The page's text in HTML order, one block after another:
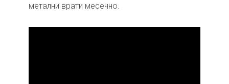
метални врати месечно.